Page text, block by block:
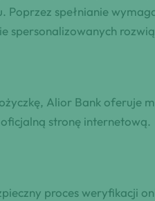
spełnianie
spersonalizowanych
Alior Bank oferuje
stronę internetową.
proces weryfikacji